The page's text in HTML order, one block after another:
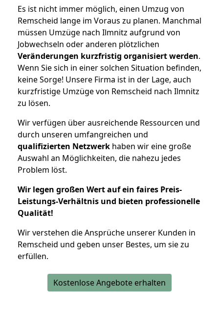
Es ist nicht immer möglich, einen Umzug von
Remscheid lange im Voraus zu planen. Manchmal
müssen Umzüge nach Ilmnitz aufgrund von
Jobwechseln oder anderen plötzlichen
Veränderungen kurzfristig organisiert werden.
Wenn Sie sich in einer solchen Situation befinden,
keine Sorge! Unsere Firma ist in der Lage, auch
kurzfristige Umzüge von Remscheid nach Ilmnitz
zu lösen.
Wir verfügen über ausreichende Ressourcen und
durch unseren umfangreichen und
qualifizierten Netzwerk haben wir eine große
Auswahl an Möglichkeiten, die nahezu jedes
Problem löst.
Wir legen großen Wert auf ein faires Preis-
Leistungs-Verhältnis und bieten professionelle
Qualität!
Wir verstehen die Ansprüche unserer Kunden in
Remscheid und geben unser Bestes, um sie zu
erfüllen.
Kostenlose Angebote erhalten